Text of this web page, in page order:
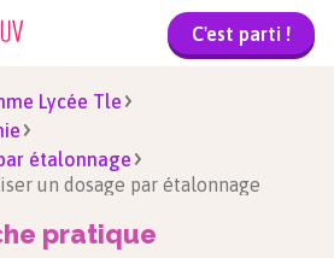
C'est parti !
Lycée Tle
étalonnage
un dosage par étalonnage
pratique